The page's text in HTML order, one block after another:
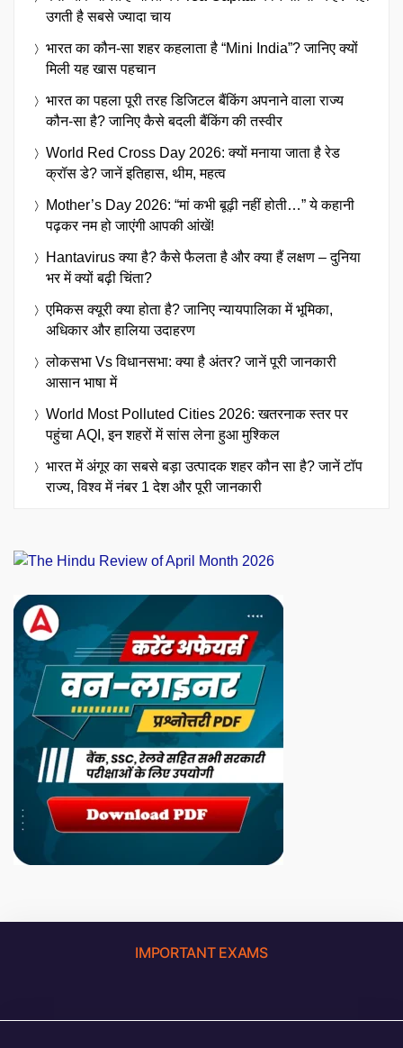
उगती है सबसे ज्यादा चाय
भारत का कौन-सा शहर कहलाता है “Mini India”? जानिए क्यों
मिली यह खास पहचान
भारत का पहला पूरी तरह डिजिटल बैंकिंग अपनाने वाला राज्य
कौन-सा है? जानिए कैसे बदली बैंकिंग की तस्वीर
World Red Cross Day 2026: क्यों मनाया जाता है रेड
क्रॉस डे? जानें इतिहास, थीम, महत्व
Mother’s Day 2026: “मां कभी बूढ़ी नहीं होती…” ये कहानी
पढ़कर नम हो जाएंगी आपकी आंखें!
Hantavirus क्या है? कैसे फैलता है और क्या हैं लक्षण – दुनिया
भर में क्यों बढ़ी चिंता?
एमिकस क्यूरी क्या होता है? जानिए न्यायपालिका में भूमिका,
अधिकार और हालिया उदाहरण
लोकसभा Vs विधानसभा: क्या है अंतर? जानें पूरी जानकारी
आसान भाषा में
World Most Polluted Cities 2026: खतरनाक स्तर पर
पहुंचा AQI, इन शहरों में सांस लेना हुआ मुश्किल
भारत में अंगूर का सबसे बड़ा उत्पादक शहर कौन सा है? जानें टॉप
राज्य, विश्व में नंबर 1 देश और पूरी जानकारी
IMPORTANT EXAMS